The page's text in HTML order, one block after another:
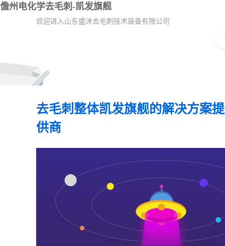
儋州电化学去毛刺-凯发旗舰
欢迎进入山东盛沐去毛刺技术装备有限公司
去毛刺整体凯发旗舰的解决方案提
供商